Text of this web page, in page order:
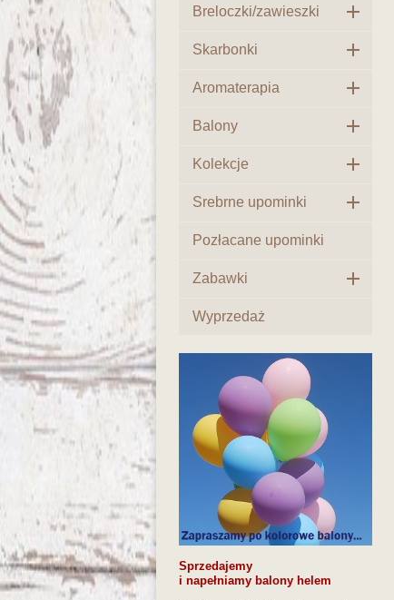
Breloczki/zawieszki 
Skarbonki 
Aromaterapia 
Balony 
Kolekcje 
Srebrne upominki 
Pozłacane upominki
Zabawki 
Wyprzedaż
Sprzedajemy
i napełniamy balony helem